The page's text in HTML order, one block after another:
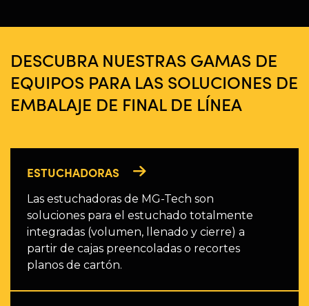
DESCUBRA NUESTRAS GAMAS DE
EQUIPOS PARA LAS SOLUCIONES DE
EMBALAJE DE FINAL DE LÍNEA
ESTUCHADORAS
Las estuchadoras de MG-Tech son
soluciones para el estuchado totalmente
integradas (volumen, llenado y cierre) a
partir de cajas preencoladas o recortes
planos de cartón.